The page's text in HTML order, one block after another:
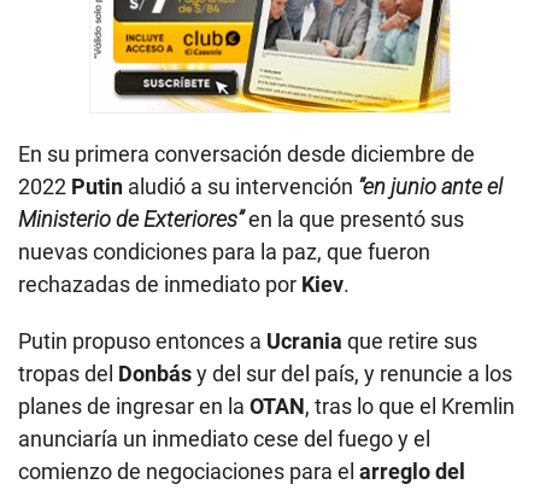
En su primera conversación desde diciembre de
2022 Putin aludió a su intervención “en junio ante el
Ministerio de Exteriores”en la que presentó sus
nuevas condiciones para la paz, que fueron
rechazadas de inmediato por Kiev.
Putin propuso entonces a Ucrania que retire sus
tropas del Donbásy del sur del país, y renuncie a los
planes de ingresar en la OTAN, tras lo que el Kremlin
anunciaría un inmediato cese del fuego y el
comienzo de negociaciones para el arreglo del